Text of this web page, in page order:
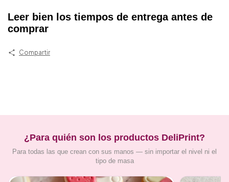
Leer bien los tiempos de entrega antes de
comprar
Compartir
¿Para quién son los productos DeliPrint?
Para todas las que crean con sus manos — sin importar el nivel ni el
tipo de masa